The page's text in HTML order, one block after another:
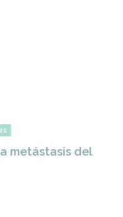
metástasis del